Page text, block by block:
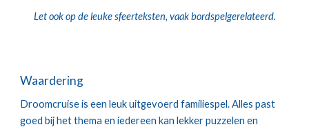
Let ook op de leuke sfeerteksten, vaak bordspelgerelateerd.
Waardering
Droomcruise is een leuk uitgevoerd familiespel. Alles past
goed bij het thema en iedereen kan lekker puzzelen en